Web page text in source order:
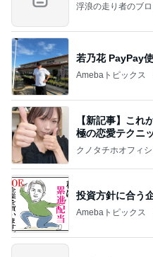
浮浪の走り者のブ
若乃花 PayPay
Amebaトピックス
【新記事】これ
極の恋愛テクニ
クノタチホオフィ
投資方針に合う
Amebaトピックス